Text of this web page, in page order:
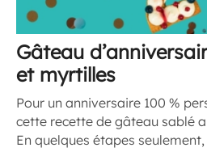
Gâteau
et myrtilles
Pour un anniversaire 100 %
cette recette de gâteau sablé
En quelques étapes